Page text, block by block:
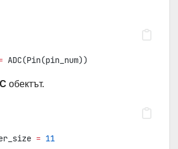
ADC(Pin(pin_num))
обектът.
= 11